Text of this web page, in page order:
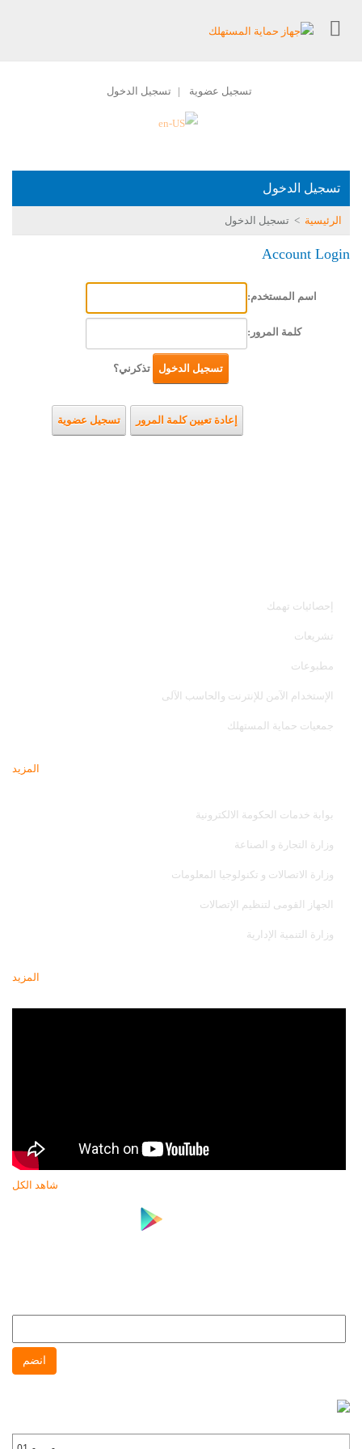
تسجيل عضوية | تسجيل الدخول
تسجيل الدخول
الرئيسية > تسجيل الدخول
Account Login
اسم المستخدم:
كلمة المرور:
تسجيل الدخول تذكرني؟
تسجيل عضوية إعادة تعيين كلمة المرور
إحصائيات تهمك
تشريعات
مطبوعات
الإستخدام الآمن للإنترنت والحاسب الآلى
جمعيات حماية المستهلك
المزيد
بوابة خدمات الحكومة الالكترونية
وزارة التجارة و الصناعة
وزارة الاتصالات و تكنولوجيا المعلومات
الجهاز القومى لتنظيم الإتصالات
وزارة التنمية الإدارية
المزيد
شاهد الكل
انضم